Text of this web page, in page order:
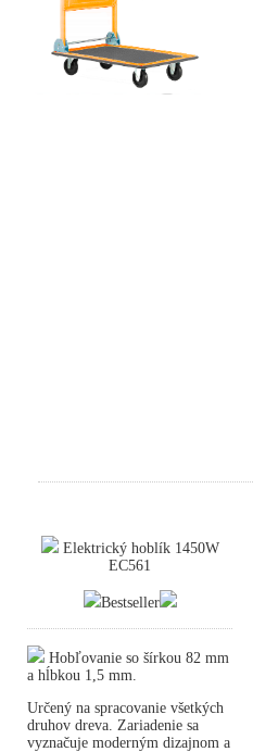
Elektrický hoblík 1450W
EC561
Bestseller
Hobľovanie so šírkou 82 mm
a hĺbkou 1,5 mm.
Určený na spracovanie všetkých
druhov dreva. Zariadenie sa
vyznačuje moderným dizajnom a